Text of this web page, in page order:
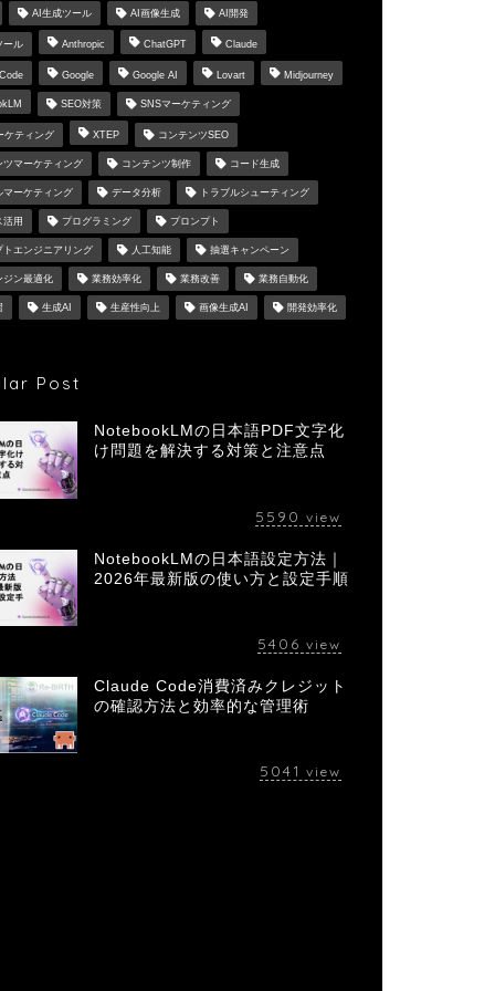
AI生成ツール AI画像生成 AI開発
ール Anthropic ChatGPT Claude
Google Google AI Lovart Midjourney
SEO対策 SNSマーケティング
ケティング XTEP コンテンツSEO
ツマーケティング コンテンツ制作 コード生成
マーケティング データ分析 トラブルシューティング
活用 プログラミング プロンプト
トエンジニアリング 人工知能 抽選キャンペーン
ジン最適化 業務効率化 業務改善 業務自動化
生成AI 生産性向上 画像生成AI 開発効率化
Post
NotebookLMの日本語PDF文字化
け問題を解決する対策と注意点
5590 view
NotebookLMの日本語設定方法｜
2026年最新版の使い方と設定手順
5406 view
Claude Code消費済みクレジット
の確認方法と効率的な管理術
5041 view